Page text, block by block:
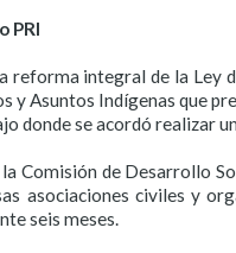
PRI
reforma integral de la Ley
y Asuntos Indígenas que
donde se acordó realizar
Comisión de Desarrollo
asociaciones civiles y
seis meses.